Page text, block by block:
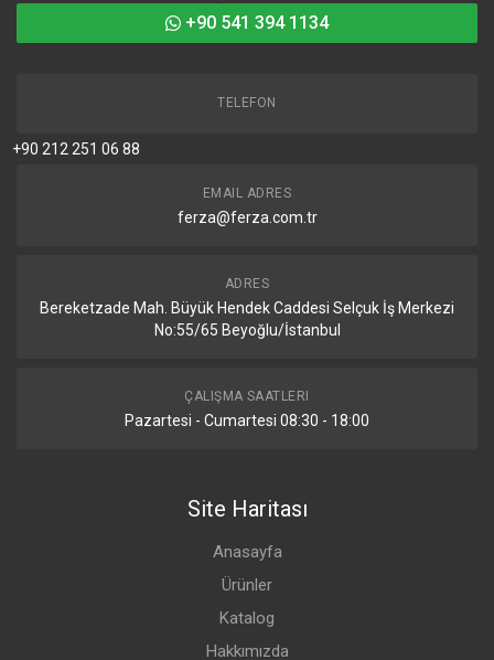
+90 541 394 1134
TELEFON
+90 212 251 06 88
EMAIL ADRES
ferza@ferza.com.tr
ADRES
Bereketzade Mah. Büyük Hendek Caddesi Selçuk İş Merkezi
No:55/65 Beyoğlu/İstanbul
ÇALIŞMA SAATLERI
Pazartesi - Cumartesi 08:30 - 18:00
Site Haritası
Anasayfa
Ürünler
Katalog
Hakkımızda